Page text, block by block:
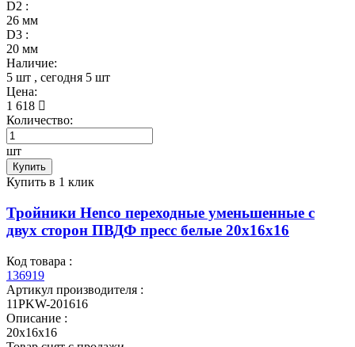
D2 :
26 мм
D3 :
20 мм
Наличие:
5 шт , сегодня 5 шт
Цена:
1 618
Количество:
шт
Купить
Купить в 1 клик
Тройники Henco переходные уменьшенные с
двух сторон ПВДФ пресс белые 20x16x16
Код товара :
136919
Артикул производителя :
11PKW-201616
Описание :
20x16x16